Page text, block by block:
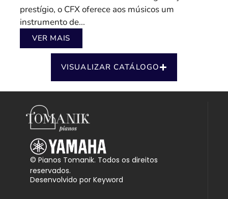
prestígio, o CFX oferece aos músicos um
instrumento de...
VER MAIS
VISUALIZAR CATÁLOGO
© Pianos Tomanik. Todos os direitos
reservados.
Desenvolvido por Keyword